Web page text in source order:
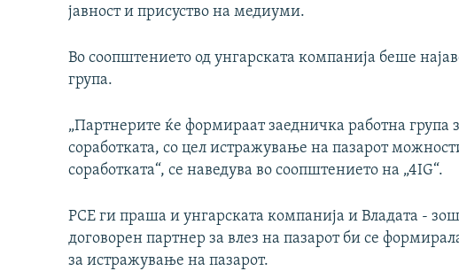
јавност и присуство на медиуми.
Во соопштението од унгарската компанија беше
група.
„Партнерите ќе формираат заедничка работна група
соработката, со цел истражување на пазарот
соработката“, се наведува во соопштението на „4IG“.
РСЕ ги праша и унгарската компанија и Владата -
договорен партнер за влез на пазарот би се
за истражување на пазарот.